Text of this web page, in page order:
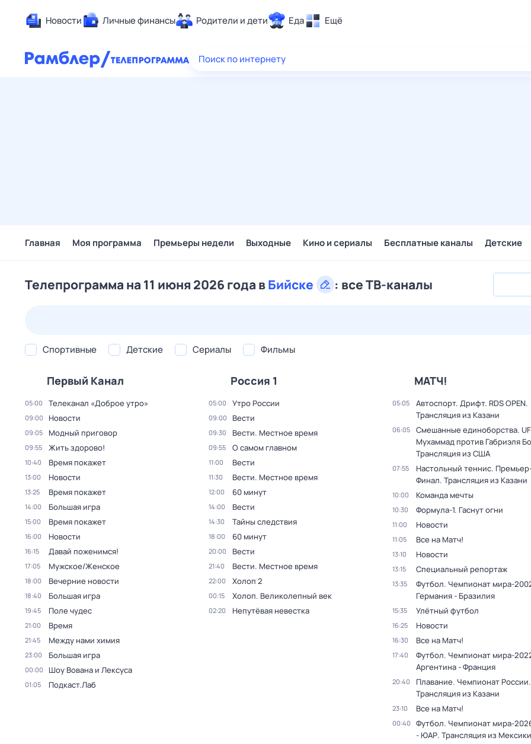
Новости Личные финансы Родители и дети Еда Ещё
Здоровье
Поиск по интернету
Главная Моя программа Премьеры недели Выходные Кино и сериалы Бесплатные каналы Детские
Телепрограмма на 11 июня 2026 года вБийске : все ТВ-каналы
Спортивные Детские Сериалы Фильмы
Первый Канал
05:00 Телеканал «Доброе утро»
09:00 Новости
09:05 Модный приговор
09:55 Жить здорово!
10:40 Время покажет
13:00 Новости
13:25 Время покажет
14:00 Большая игра
15:00 Время покажет
16:00 Новости
16:15 Давай поженимся!
17:05 Мужское/Женское
18:00 Вечерние новости
18:40 Большая игра
19:45 Поле чудес
21:00 Время
21:45 Между нами химия
23:00 Большая игра
00:00 Шоу Вована и Лексуса
01:05 Подкаст.Лаб
Россия 1
05:00 Утро России
09:00 Вести
09:30 Вести. Местное время
09:55 О самом главном
11:00 Вести
11:30 Вести. Местное время
12:00 60 минут
14:00 Вести
14:30 Тайны следствия
18:00 60 минут
20:00 Вести
21:40 Вести. Местное время
22:00 Холоп 2
00:15 Холоп. Великолепный век
02:20 Непутёвая невестка
МАТЧ!
05:05
Автоспорт. Дрифт. RDS OPEN.
Трансляция из Казани
06:05
Смешанные единоборства.
Мухаммад против Габриэля
Трансляция из США
07:55
Настольный теннис.
Финал. Трансляция из Казани
10:00 Команда мечты
10:30 Формула-1. Гаснут огни
11:00 Новости
11:05 Все на Матч!
13:10 Новости
13:15 Специальный репортаж
13:35
Футбол. Чемпионат мира-
Германия - Бразилия
15:35 Улётный футбол
16:25 Новости
16:30 Все на Матч!
17:40
Футбол. Чемпионат мира-
Аргентина - Франция
20:40
Плавание. Чемпионат России.
Трансляция из Казани
23:10 Все на Матч!
00:40
Футбол. Чемпионат мира-
- ЮАР. Трансляция из Мексики